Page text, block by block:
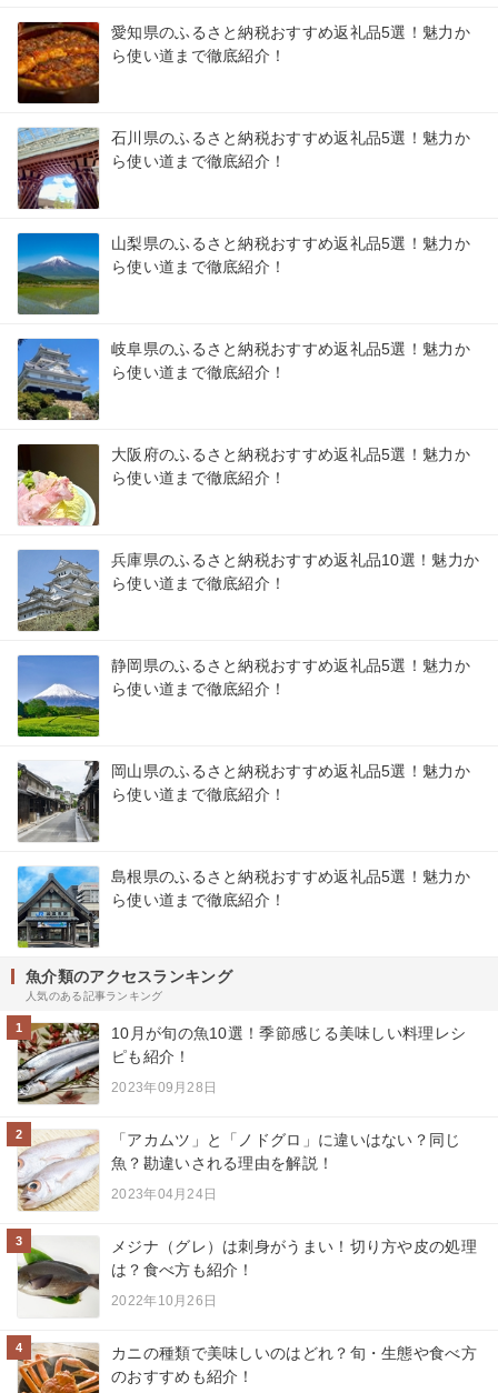
愛知県のふるさと納税おすすめ返礼品5選！魅力か
ら使い道まで徹底紹介！
石川県のふるさと納税おすすめ返礼品5選！魅力か
ら使い道まで徹底紹介！
山梨県のふるさと納税おすすめ返礼品5選！魅力か
ら使い道まで徹底紹介！
岐阜県のふるさと納税おすすめ返礼品5選！魅力か
ら使い道まで徹底紹介！
大阪府のふるさと納税おすすめ返礼品5選！魅力か
ら使い道まで徹底紹介！
兵庫県のふるさと納税おすすめ返礼品10選！魅力か
ら使い道まで徹底紹介！
静岡県のふるさと納税おすすめ返礼品5選！魅力か
ら使い道まで徹底紹介！
岡山県のふるさと納税おすすめ返礼品5選！魅力か
ら使い道まで徹底紹介！
島根県のふるさと納税おすすめ返礼品5選！魅力か
ら使い道まで徹底紹介！
魚介類のアクセスランキング
人気のある記事ランキング
1
10月が旬の魚10選！季節感じる美味しい料理レシ
ピも紹介！
2023年09月28日
2
「アカムツ」と「ノドグロ」に違いはない？同じ
魚？勘違いされる理由を解説！
2023年04月24日
3
メジナ（グレ）は刺身がうまい！切り方や皮の処理
は？食べ方も紹介！
2022年10月26日
4
カニの種類で美味しいのはどれ？旬・生態や食べ方
のおすすめも紹介！